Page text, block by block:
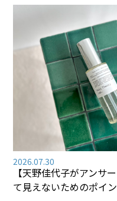
2026.07.30
【天野佳代子がアンサ
て見えないためのポイ